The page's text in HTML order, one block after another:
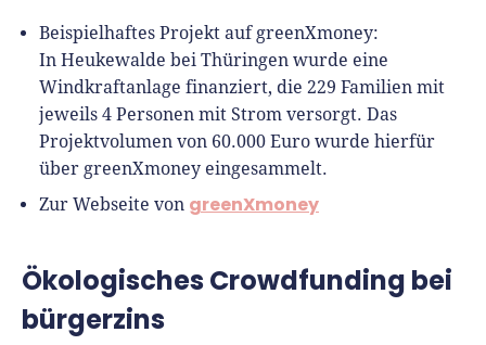
Beispielhaftes Projekt auf greenXmoney:
In Heukewalde bei Thüringen wurde eine
Windkraftanlage finanziert, die 229 Familien mit
jeweils 4 Personen mit Strom versorgt. Das
Projektvolumen von 60.000 Euro wurde hierfür
über greenXmoney eingesammelt.
Zur Webseite von greenXmoney
Ökologisches Crowdfunding bei
bürgerzins